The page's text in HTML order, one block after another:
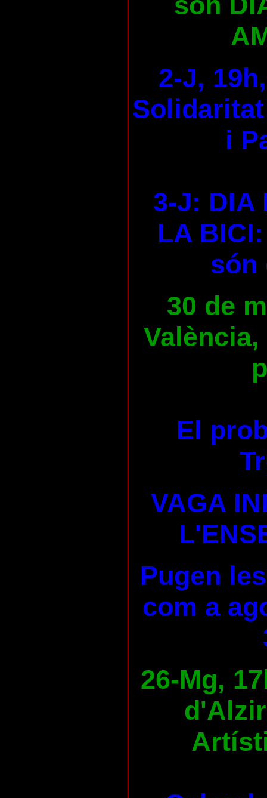
2-J,
i
3-J: DIA
LA
són
30 de
València,
El
VAGA
Pugen
com a
26-Mg,